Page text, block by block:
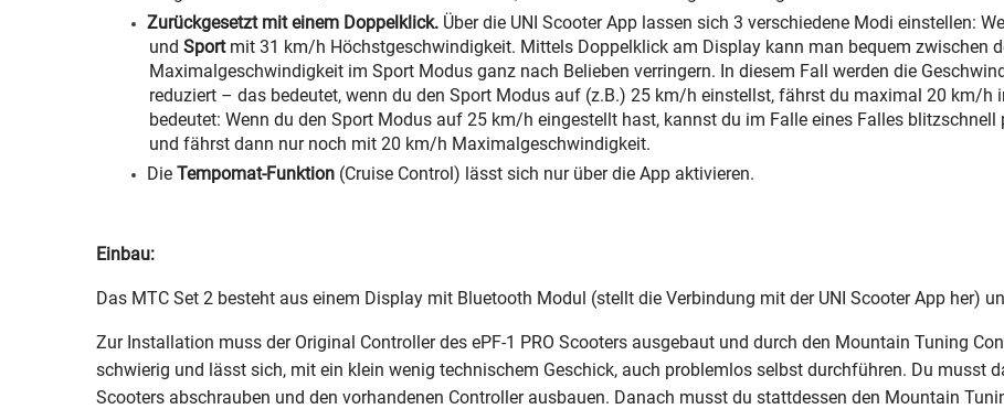
Zurückgesetzt mit einem Doppelklick. Über die UNI Scooter App lassen sich 3 verschiedene Modi einstellen:
und Sportmit 31 km/h Höchstgeschwindigkeit. Mittels Doppelklick am Display kann man bequem zwischen
Maximalgeschwindigkeit im Sport Modus ganz nach Belieben verringern. In diesem Fall werden die
reduziert – das bedeutet, wenn du den Sport Modus auf (z.B.) 25 km/h einstellst, fährst du maximal 20 km/
bedeutet: Wenn du den Sport Modus auf 25 km/h eingestellt hast, kannst du im Falle eines Falles
und fährst dann nur noch mit 20 km/h Maximalgeschwindigkeit.
Die Tempomat-Funktion (Cruise Control) lässt sich nur über die App aktivieren.
Einbau:
Das MTC Set 2 besteht aus einem Display mit Bluetooth Modul (stellt die Verbindung mit der UNI Scooter App her)
Zur Installation muss der Original Controller des ePF-1 PRO Scooters ausgebaut und durch den Mountain Tuning
schwierig und lässt sich, mit ein klein wenig technischem Geschick, auch problemlos selbst durchführen. Du musst
Scooters abschrauben und den vorhandenen Controller ausbauen. Danach musst du stattdessen den Mountain